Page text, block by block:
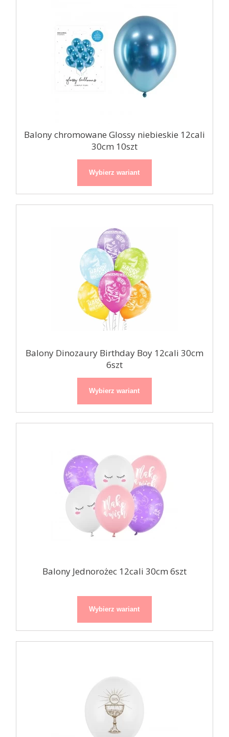
Balony chromowane Glossy niebieskie 12cali
30cm 10szt
Wybierz wariant
Balony Dinozaury Birthday Boy 12cali 30cm
6szt
Wybierz wariant
Balony Jednorożec 12cali 30cm 6szt
Wybierz wariant